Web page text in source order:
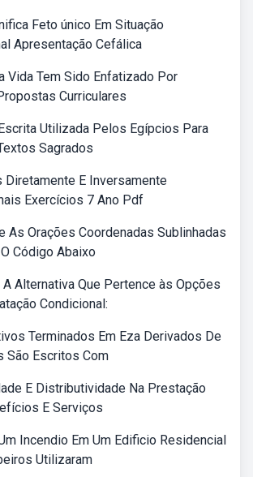
Feto único Em Situação
Apresentação Cefálica
Vida Tem Sido Enfatizado Por
Curriculares
Utilizada Pelos Egípcios Para
Sagrados
Diretamente E Inversamente
Exercícios 7 Ano Pdf
As Orações Coordenadas Sublinhadas
Código Abaixo
Alternativa Que Pertence às Opções
Condicional:
Terminados Em Eza Derivados De
São Escritos Com
E Distributividade Na Prestação
E Serviços
Incendio Em Um Edificio Residencial
Utilizaram